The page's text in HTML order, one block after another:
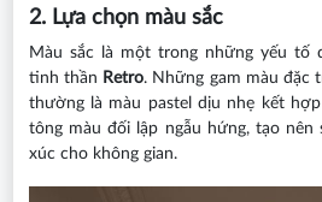
2. Lựa chọn màu sắc
Màu sắc là một trong những yếu tố
tinh thần Retro. Những gam màu đặc
thường là màu pastel dịu nhẹ kết
tông màu đối lập ngẫu hứng, tạo nên
xúc cho không gian.